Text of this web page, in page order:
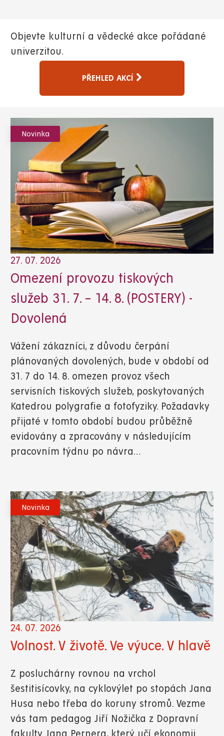
Objevte kulturní a vědecké akce pořádané
univerzitou.
PŘEHLED AKCÍ
Novinka
27. 07. 2026
Omezení provozu tiskových
služeb 31. 7. – 14. 8. (POSTERY) -
Dovolená
Vážení zákazníci, z důvodu čerpání
plánovaných dovolených, bude v období od
31. 7 do 14. 8. omezen provoz všech
servisních tiskových služeb, poskytovaných
Katedrou polygrafie a fotofyziky. Požadavky
přijaté v tomto období budou průběžně
evidovány a zpracovány v následujícím
pracovním týdnu po návra…
Novinka
24. 07. 2026
Volnost. V životě. Ve výuce. V hlavě
Z posluchárny rovnou na vrchol
šestitisícovky, na cyklovýlet po stopách Jana
Husa nebo třeba do koruny stromů. Vezme
vás tam pedagog Jiří Nožička z Dopravní